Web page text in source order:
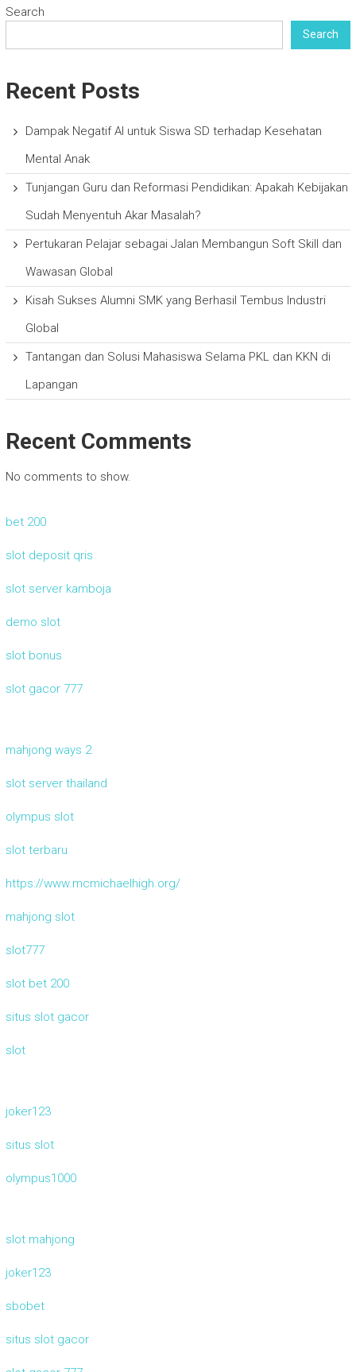
Search
Search
Recent Posts
Dampak Negatif AI untuk Siswa SD terhadap Kesehatan
Mental Anak
Tunjangan Guru dan Reformasi Pendidikan: Apakah Kebijakan
Sudah Menyentuh Akar Masalah?
Pertukaran Pelajar sebagai Jalan Membangun Soft Skill dan
Wawasan Global
Kisah Sukses Alumni SMK yang Berhasil Tembus Industri
Global
Tantangan dan Solusi Mahasiswa Selama PKL dan KKN di
Lapangan
Recent Comments
No comments to show.
bet 200
slot deposit qris
slot server kamboja
demo slot
slot bonus
slot gacor 777
mahjong ways 2
slot server thailand
olympus slot
slot terbaru
https://www.mcmichaelhigh.org/
mahjong slot
slot777
slot bet 200
situs slot gacor
slot
joker123
situs slot
olympus1000
slot mahjong
joker123
sbobet
situs slot gacor